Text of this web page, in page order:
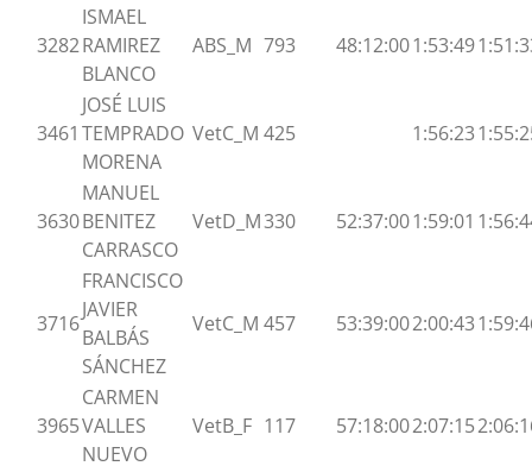
3282
ISMAEL
RAMIREZ
BLANCO
ABS_M 793 48:12:001:53:49
3461
JOSÉ LUIS
TEMPRADO
MORENA
VetC_M 425 1:56:23
3630
MANUEL
BENITEZ
CARRASCO
VetD_M330 52:37:001:59:01
3716
FRANCISCO
JAVIER
BALBÁS
SÁNCHEZ
VetC_M 457 53:39:002:00:43
3965
CARMEN
VALLES
NUEVO
VetB_F 117 57:18:002:07:15